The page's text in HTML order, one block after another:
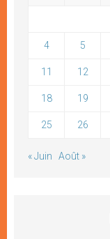
4 5
11 12
18 19
25 26
« Juin Août »